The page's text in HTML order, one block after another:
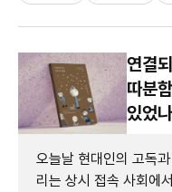
연결
따분
있었
오늘날 현대인의 고독
리는 상시 접속 사회에